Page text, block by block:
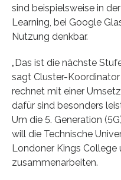
sind beispielsweise in
Learning, bei Google
Nutzung denkbar.
„Das ist die nächste
sagt Cluster-Koordinator
rechnet mit einer
dafür sind besonders
Um die 5. Generation
will die Technische
Londoner Kings College
zusammenarbeiten.